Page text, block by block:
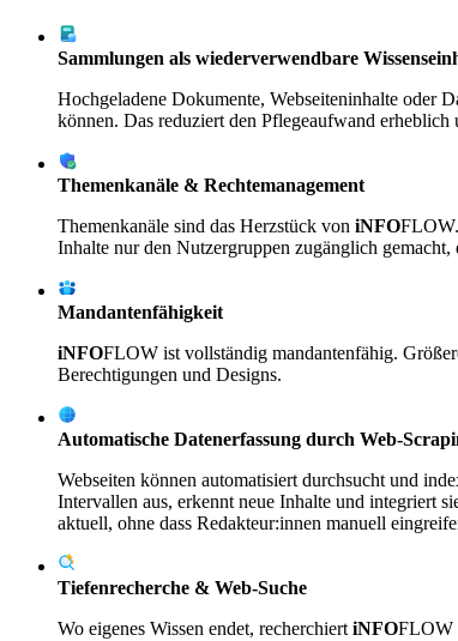
Sammlungen als wiederverwendbare
Hochgeladene Dokumente, Webseiteninhalte oder
können. Das reduziert den Pflegeaufwand
Themenkanäle & Rechtemanagement
Themenkanäle sind das Herzstück von iNFOFLOW
Inhalte nur den Nutzergruppen zugänglich
Mandantenfähigkeit
iNFOFLOW ist vollständig mandantenfähig.
Berechtigungen und Designs.
Automatische Datenerfassung durch Web-
Webseiten können automatisiert durchsucht und
Intervallen aus, erkennt neue Inhalte und integriert
aktuell, ohne dass Redakteur:innen manuell
Tiefenrecherche & Web-Suche
Wo eigenes Wissen endet, recherchiert iNFOFLOW